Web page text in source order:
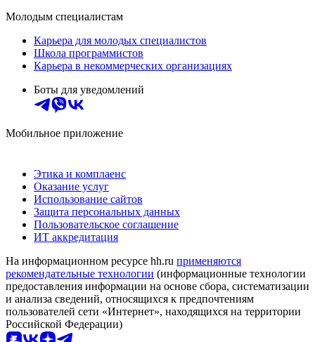
Молодым специалистам
Карьера для молодых специалистов
Школа программистов
Карьера в некоммерческих организациях
Боты для уведомлений
Мобильное приложение
Этика и комплаенс
Оказание услуг
Использование сайтов
Защита персональных данных
Пользовательское соглашение
ИТ аккредитация
На информационном ресурсе hh.ru применяются
рекомендательные технологии (информационные технологии
предоставления информации на основе сбора, систематизации
и анализа сведений, относящихся к предпочтениям
пользователей сети «Интернет», находящихся на территории
Российской Федерации)